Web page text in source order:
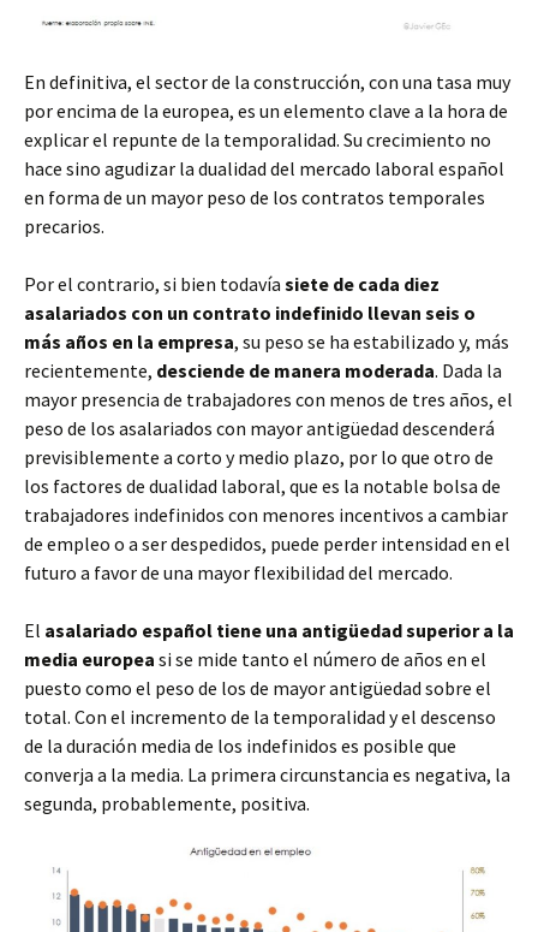
En definitiva, el sector de la construcción, con una tasa muy
por encima de la europea, es un elemento clave a la hora de
explicar el repunte de la temporalidad. Su crecimiento no
hace sino agudizar la dualidad del mercado laboral español
en forma de un mayor peso de los contratos temporales
precarios.
Por el contrario, si bien todavía siete de cada diez
asalariados con un contrato indefinido llevan seis o
más años en la empresa, su peso se ha estabilizado y, más
recientemente, desciende de manera moderada. Dada la
mayor presencia de trabajadores con menos de tres años, el
peso de los asalariados con mayor antigüedad descenderá
previsiblemente a corto y medio plazo, por lo que otro de
los factores de dualidad laboral, que es la notable bolsa de
trabajadores indefinidos con menores incentivos a cambiar
de empleo o a ser despedidos, puede perder intensidad en el
futuro a favor de una mayor flexibilidad del mercado.
El asalariado español tiene una antigüedad superior a la
media europea si se mide tanto el número de años en el
puesto como el peso de los de mayor antigüedad sobre el
total. Con el incremento de la temporalidad y el descenso
de la duración media de los indefinidos es posible que
converja a la media. La primera circunstancia es negativa, la
segunda, probablemente, positiva.